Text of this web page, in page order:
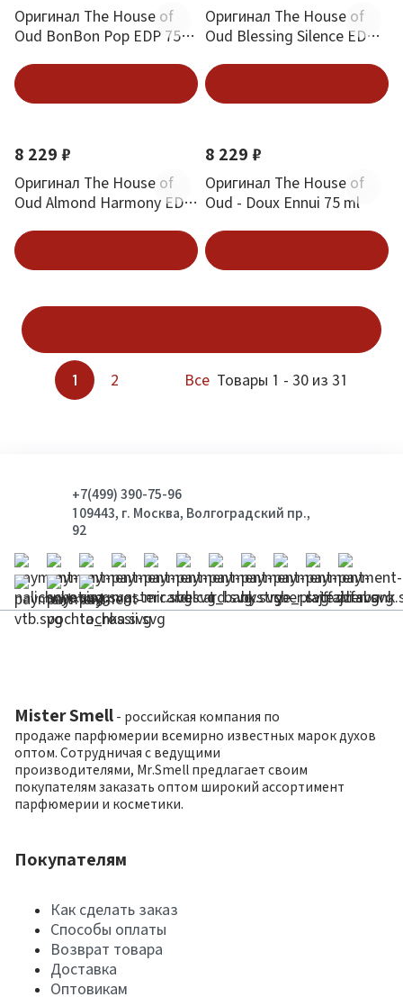
Оригинал The House of
Oud BonBon Pop EDP 75
Оригинал The House of
Oud Blessing Silence EDP
8 229 ₽
Оригинал The House of
Oud Almond Harmony EDP
Новинка
8 229 ₽
Оригинал The House of
Oud - Doux Ennui 75 ml
1 2 Все Товары 1 - 30 из 31
+7(499) 390-75-96
109443, г. Москва, Волгоградский пр.,
92
Mister Smell - российская компания по
продаже парфюмерии всемирно известных марок духов
оптом. Сотрудничая с ведущими
производителями, Mr.Smell предлагает своим
покупателям заказать оптом широкий ассортимент
парфюмерии и косметики.
Покупателям
Как сделать заказ
Способы оплаты
Возврат товара
Доставка
Оптовикам